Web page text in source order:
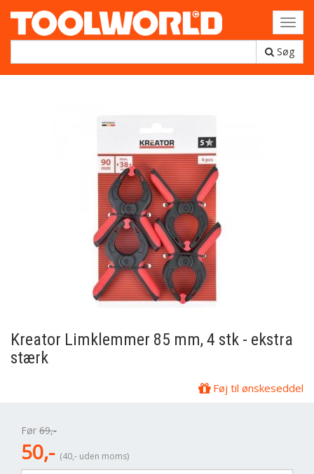
Søg
Kreator Limklemmer 85 mm, 4 stk - ekstra
stærk
Føj til ønskeseddel
Før 69,-
50,- (40,- uden moms)